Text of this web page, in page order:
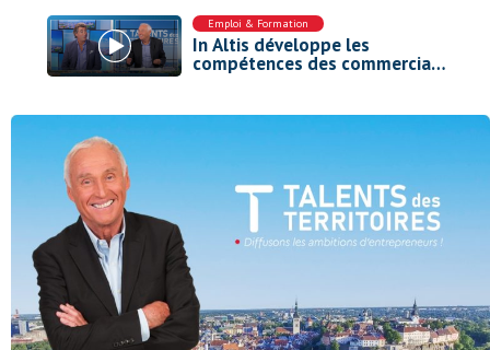
nouvelle génération.
Emploi & Formation
In Altis développe les
compétences des commerciaux